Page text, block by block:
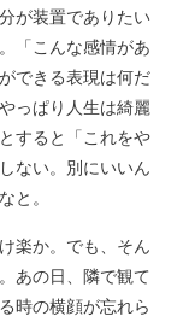
が装置でありたい
「こんな感情があ
できる表現は何だ
っぱり人生は綺麗
すると「これをや
ない。別にいいん
と。
楽か。でも、そん
あの日、隣で観て
時の横顔が忘れら